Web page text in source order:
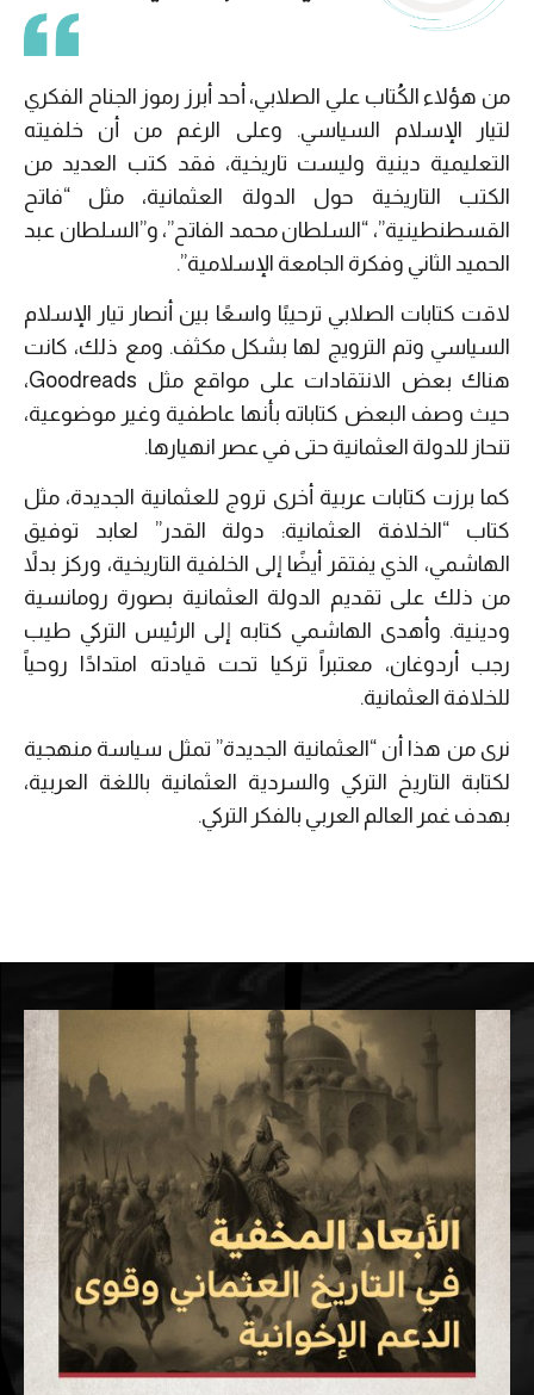
من هؤلاء الكُتاب علي الصلابي، أحد أبرز رموز الجناح الفكري
لتيار الإسلام السياسي. وعلى الرغم من أن خلفيته
التعليمية دينية وليست تاريخية، فقد كتب العديد من
الكتب التاريخية حول الدولة العثمانية، مثل “فاتح
القسطنطينية”، “السلطان محمد الفاتح”، و”السلطان عبد
الحميد الثاني وفكرة الجامعة الإسلامية”.
لاقت كتابات الصلابي ترحيبًا واسعًا بين أنصار تيار الإسلام
السياسي وتم الترويج لها بشكل مكثف. ومع ذلك، كانت
هناك بعض الانتقادات على مواقع مثل Goodreads،
حيث وصف البعض كتاباته بأنها عاطفية وغير موضوعية،
تنحاز للدولة العثمانية حتى في عصر انهيارها.
كما برزت كتابات عربية أخرى تروج للعثمانية الجديدة، مثل
كتاب “الخلافة العثمانية: دولة القدر” لعابد توفيق
الهاشمي، الذي يفتقر أيضًا إلى الخلفية التاريخية، وركز بدلاً
من ذلك على تقديم الدولة العثمانية بصورة رومانسية
ودينية. وأهدى الهاشمي كتابه إلى الرئيس التركي طيب
رجب أردوغان، معتبراً تركيا تحت قيادته امتدادًا روحياً
للخلافة العثمانية.
نرى من هذا أن “العثمانية الجديدة” تمثل سياسة منهجية
لكتابة التاريخ التركي والسردية العثمانية باللغة العربية،
بهدف غمر العالم العربي بالفكر التركي.